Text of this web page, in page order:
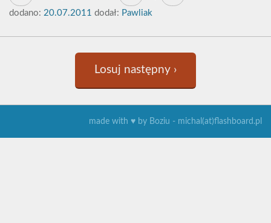
dodano: 20.07.2011 dodał: Pawliak
Losuj następny ›
made with ♥ by Boziu - michal(at)flashboard.pl